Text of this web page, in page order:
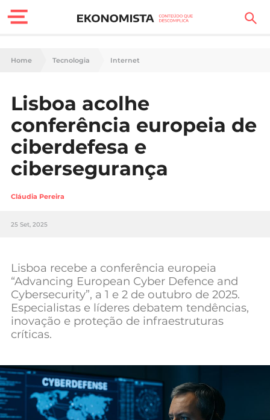
Finanças Pessoais
Carreira
Casa
Lifestyle
Sociedade
Tecnologia
Negócios
Mundial 2026
Home Tecnologia Internet
Lisboa acolhe
conferência europeia de
ciberdefesa e
cibersegurança
Cláudia Pereira
25 Set, 2025
Lisboa recebe a conferência europeia
“Advancing European Cyber Defence and
Cybersecurity”, a 1 e 2 de outubro de 2025.
Especialistas e líderes debatem tendências,
inovação e proteção de infraestruturas
críticas.